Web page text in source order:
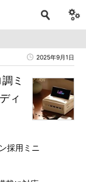
2025年9月1日
ミ
ィ
採用ミニ